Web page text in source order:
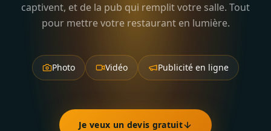
captivent, et de la pub qui remplit votre salle. Tout
pour mettre votre restaurant en lumière.
Photo Vidéo Publicité en ligne
Je veux un devis gratuit